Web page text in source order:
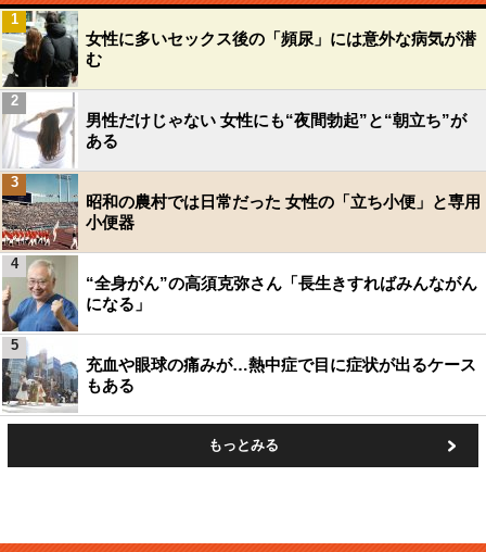
女性に多いセックス後の「頻尿」には意外な病気が潜
む
1
男性だけじゃない 女性にも“夜間勃起”と“朝立ち”が
ある
2
昭和の農村では日常だった 女性の「立ち小便」と専用
小便器
3
“全身がん”の高須克弥さん「長生きすればみんながん
になる」
4
充血や眼球の痛みが…熱中症で目に症状が出るケース
もある
5
もっとみる